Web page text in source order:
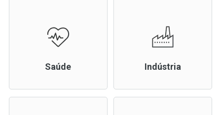
Saúde Indústria